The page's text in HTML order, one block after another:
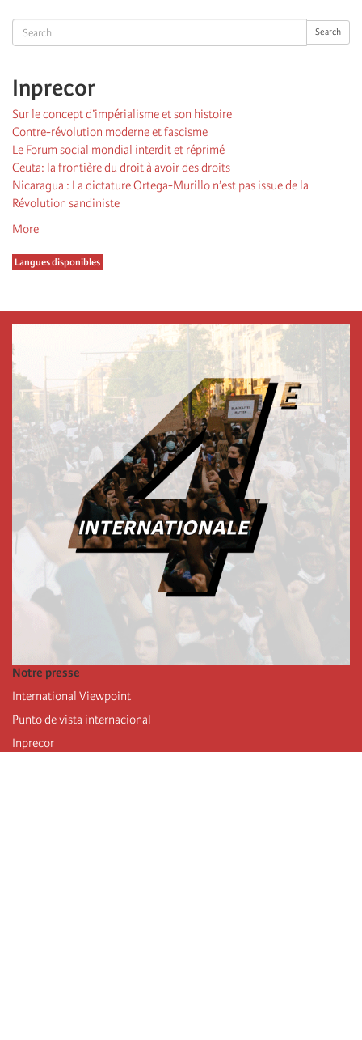
Search Search
Inprecor
Sur le concept d’impérialisme et son histoire
Contre-révolution moderne et fascisme
Le Forum social mondial interdit et réprimé
Ceuta: la frontière du droit à avoir des droits
Nicaragua : La dictature Ortega-Murillo n’est pas issue de la
Révolution sandiniste
More
Langues disponibles
Notre presse
International Viewpoint
Punto de vista internacional
Inprecor